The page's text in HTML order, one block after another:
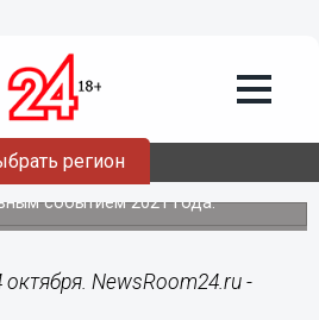
регион
оценил
Нижнего Новгорода к
событием 2021 года.
NewsRoom24.ru -